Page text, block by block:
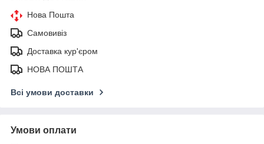
Нова Пошта
Самовивіз
Доставка кур'єром
НОВА ПОШТА
Всі умови доставки
Умови оплати